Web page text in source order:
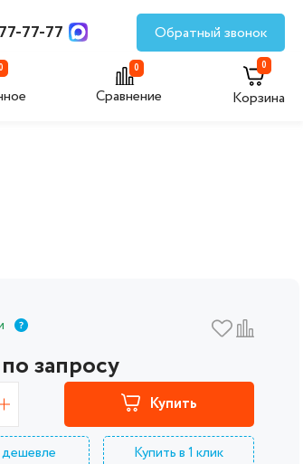
77-77 Обратный звонок
0
Сравнение
0
Корзина
запросу
Купить
Купить в 1 клик